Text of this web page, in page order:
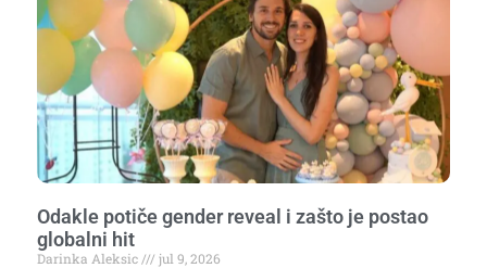
Odakle potiče gender reveal i zašto je postao
globalni hit
Darinka Aleksic jul 9, 2026